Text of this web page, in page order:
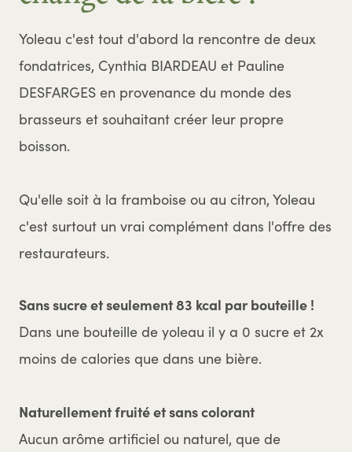
Yoleau c'est tout d'abord la rencontre de deux
fondatrices, Cynthia BIARDEAU et Pauline
DESFARGES en provenance du monde des
brasseurs et souhaitant créer leur propre
boisson.
Qu'elle soit à la framboise ou au citron, Yoleau
c'est surtout un vrai complément dans l'offre des
restaurateurs.
Sans sucre et seulement 83 kcal par bouteille !
Dans une bouteille de yoleau il y a 0 sucre et 2x
moins de calories que dans une bière.
Naturellement fruité et sans colorant
Aucun arôme artificiel ou naturel, que de